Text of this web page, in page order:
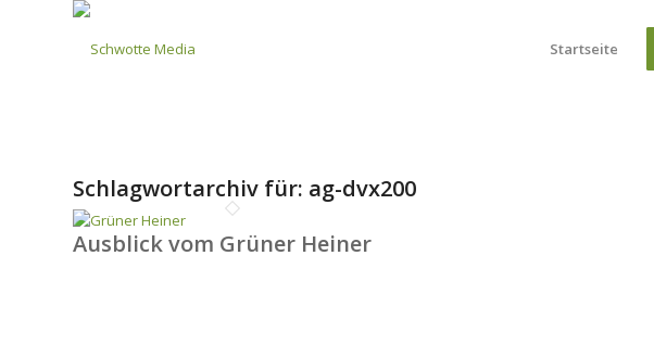
Startseite
Schlagwortarchiv für: ag-dvx200
Ausblick vom Grüner Heiner